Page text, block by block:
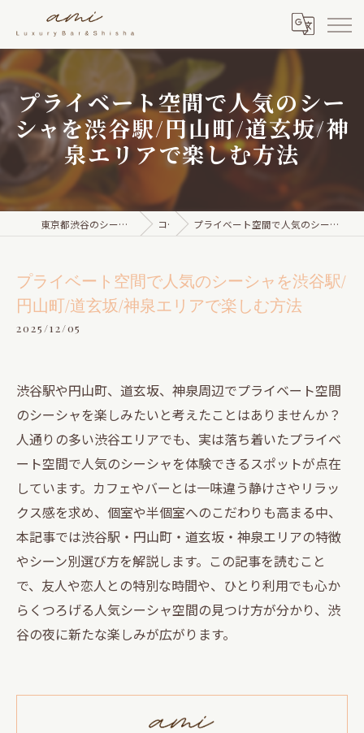
プライベート空間で人気のシー
シャを渋谷駅/円山町/道玄坂/神
泉エリアで楽しむ方法
東京都渋谷のシーシャならami Luxury Bar & Shisha コラム プライベート空間で人気のシーシャを渋谷駅/円山町/道玄坂/神泉エリアで楽しむ方法
プライベート空間で人気のシーシャを渋谷駅/
円山町/道玄坂/神泉エリアで楽しむ方法
2025/12/05
渋谷駅や円山町、道玄坂、神泉周辺でプライベート空間
のシーシャを楽しみたいと考えたことはありませんか？
人通りの多い渋谷エリアでも、実は落ち着いたプライベ
ート空間で人気のシーシャを体験できるスポットが点在
しています。カフェやバーとは一味違う静けさやリラッ
クス感を求め、個室や半個室へのこだわりも高まる中、
本記事では渋谷駅・円山町・道玄坂・神泉エリアの特徴
やシーン別選び方を解説します。この記事を読むこと
で、友人や恋人との特別な時間や、ひとり利用でも心か
らくつろげる人気シーシャ空間の見つけ方が分かり、渋
谷の夜に新たな楽しみが広がります。